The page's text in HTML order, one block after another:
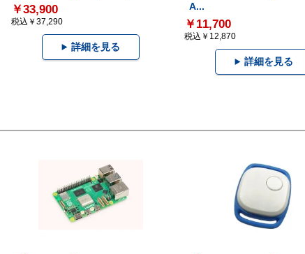
￥33,900
税込￥37,290
詳細を見る
A...
￥11,700
税込￥12,870
詳細を見る